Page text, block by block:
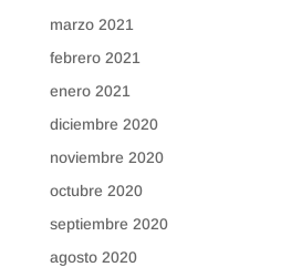
marzo 2021
febrero 2021
enero 2021
diciembre 2020
noviembre 2020
octubre 2020
septiembre 2020
agosto 2020